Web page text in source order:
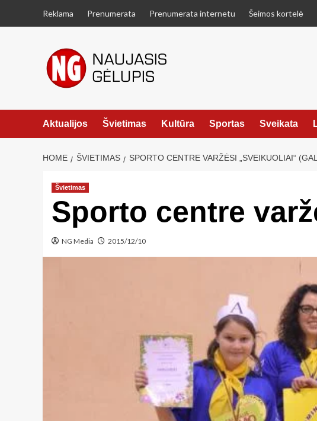
Reklama Prenumerata Prenumerata internetu Šeimos kortelė
Aktualijos Švietimas Kultūra Sportas Sveikata
HOME ŠVIETIMAS SPORTO CENTRE VARŽĖSI „SVEIKUOLIAI“
Švietimas
Sporto centre
NG Media 2015/12/10